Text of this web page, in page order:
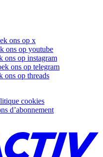
ons op x
ons op youtube
ons op instagram
ons op telegram
ons op threads
cookies
d’abonnement